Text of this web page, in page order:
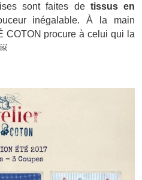
sont faites de tissus en
inégalable. À la main
COTON procure à celui qui la